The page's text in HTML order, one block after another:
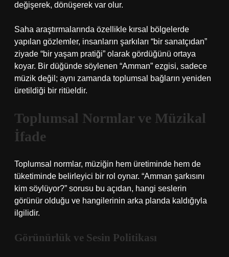
değişerek, dönüşerek var olur.
Saha araştırmalarında özellikle kırsal bölgelerde
yapılan gözlemler, insanların şarkıları “bir sanatçıdan”
ziyade “bir yaşam pratiği” olarak gördüğünü ortaya
koyar. Bir düğünde söylenen “Amman” ezgisi, sadece
müzik değil; aynı zamanda toplumsal bağların yeniden
üretildiği bir ritüeldir.
Toplumsal Normlar ve Müzikal
İfade
Toplumsal normlar, müziğin hem üretiminde hem de
tüketiminde belirleyici bir rol oynar. “Amman şarkısını
kim söylüyor?” sorusu bu açıdan, hangi seslerin
görünür olduğu ve hangilerinin arka planda kaldığıyla
ilgilidir.
Görünürlük ve Sesin Politikası